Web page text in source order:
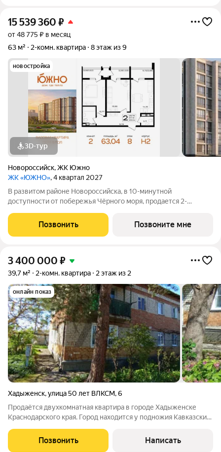
15 539 360 ₽
от 48 775 ₽ в месяц
63 м²
2-комн. квартира 8 этаж из 9
новостройка
3D-тур
Новороссийск,ЖК Южно
ЖК «ЮЖНО», 4 квартал 2027
В развитом районе Новороссийска, в 10-минутной
доступности от побережья Чёрного моря, продается 2-
этажного дома №Н2. Квартира находится в новом жилом
комплексе от надёжного застройщика ССК
Позвонить Позвоните мне
3 400 000 ₽
39,7 м² 2-комн. квартира 2 этаж из 2
онлайн показ
Хадыженск,улица 50 лет ВЛКСМ,6
Продаётся двухкомнатная квартира в городе Хадыженске
Краснодарского края. Город находится у подножия Кавказских
120ти км находится краевой центр г. Краснодар. Квартира
расположена на втором
Позвонить Написать